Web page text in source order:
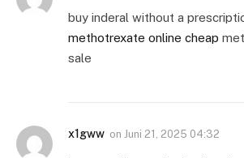
buy inderal without a
methotrexate online cheap
sale
x1gww on Juni 21, 2025 04:32